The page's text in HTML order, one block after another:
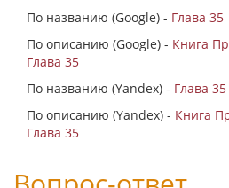
По названию (Google) - Глава 35
По описанию (Google) - Книга
Глава 35
По названию (Yandex) - Глава 35
По описанию (Yandex) - Книга
Глава 35